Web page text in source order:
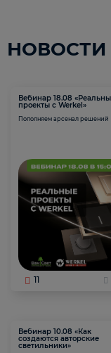
НОВОСТИ
Вебинар 18.08
проекты с Werkel»
Пополняем арсенал решений
11
Вебинар 10.08 «Как
создаются авторские
светильники»